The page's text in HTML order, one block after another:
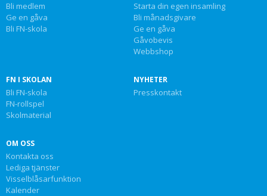
Bli medlem
Ge en gåva
Bli FN-skola
Starta din egen insamling
Bli månadsgivare
Ge en gåva
Gåvobevis
Webbshop
FN I SKOLAN
Bli FN-skola
FN-rollspel
Skolmaterial
NYHETER
Presskontakt
OM OSS
Kontakta oss
Lediga tjänster
Visselblåsarfunktion
Kalender